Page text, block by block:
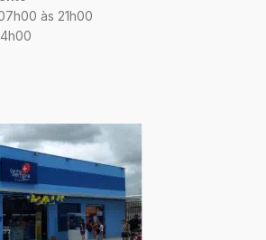
às 21h00